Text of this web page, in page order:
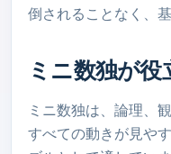
倒されることなく、
ミニ数独が役
ミニ数独は、論理、
すべての動きが見や